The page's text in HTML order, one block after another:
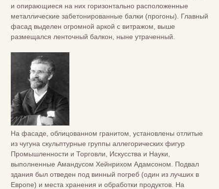
и опирающиеся на них горизонтально расположенные
металлические забетонированные балки (прогоны). Главный
фасад выделен огромной аркой с витражом, выше
размещался ленточный балкон, ныне утраченный.
На фасаде, облицованном гранитом, установлены отлитые
из чугуна скульптурные группы аллегорических фигур
Промышленности и Торговли, Искусства и Науки,
выполненные Амандусом Хейнрихом Адамсоном. Подвал
здания был отведен под винный погреб (один из лучших в
Европе) и места хранения и обработки продуктов. На